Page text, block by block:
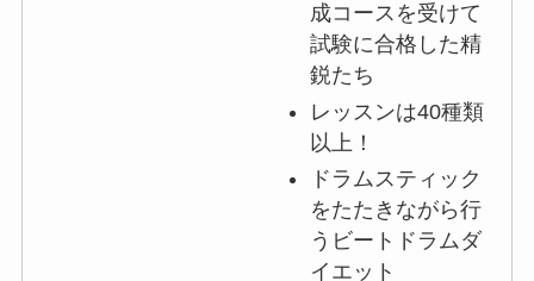
成コースを受けて
試験に合格した精
鋭たち
レッスンは40種類
以上！
ドラムスティック
をたたきながら行
うビートドラムダ
イエット